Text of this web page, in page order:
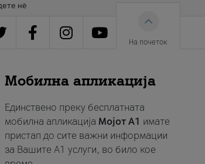
нè
На почеток
Мобилна апликација
Единствено преку бесплатната
мобилна апликација Мојот A1 имате
пристап до сите важни информации
за Вашите A1 услуги, во било кое